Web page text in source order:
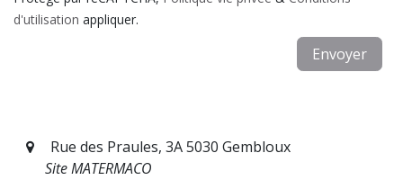
d'utilisation appliquer.
Envoyer
Rue des Praules, 3A 5030 Gembloux
​ Site MATERMACO